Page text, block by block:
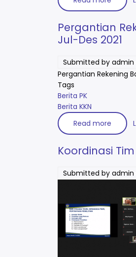
Link
Zoom
Meeting
KKN-
Pergantian
Jul-Des 2021
Submitted by admin
Pergantian Rekening
Tags
Berita PK
Berita KKN
Read more about
Bank
dan
KKN-
Des
2021
Koordinasi Tim
Submitted by admin